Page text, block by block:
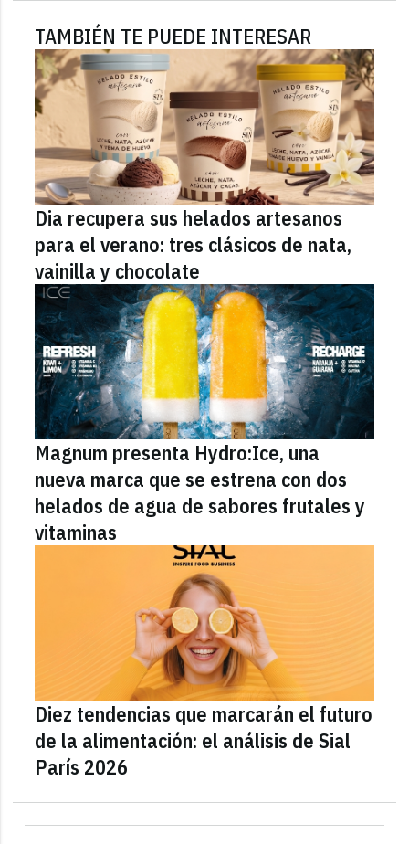
TAMBIÉN TE PUEDE INTERESAR
Dia recupera sus helados artesanos
para el verano: tres clásicos de nata,
vainilla y chocolate
Magnum presenta Hydro:Ice, una
nueva marca que se estrena con dos
helados de agua de sabores frutales y
vitaminas
Diez tendencias que marcarán el futuro
de la alimentación: el análisis de Sial
París 2026